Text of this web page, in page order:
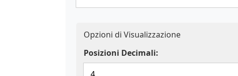
Opzioni di Visualizzazione
Posizioni Decimali: